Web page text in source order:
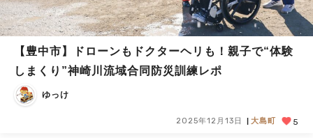
【豊中市】ドローンもドクターヘリも！親子で“体験
しまくり”神崎川流域合同防災訓練レポ
ゆっけ
2025年12月13日 大島町 5